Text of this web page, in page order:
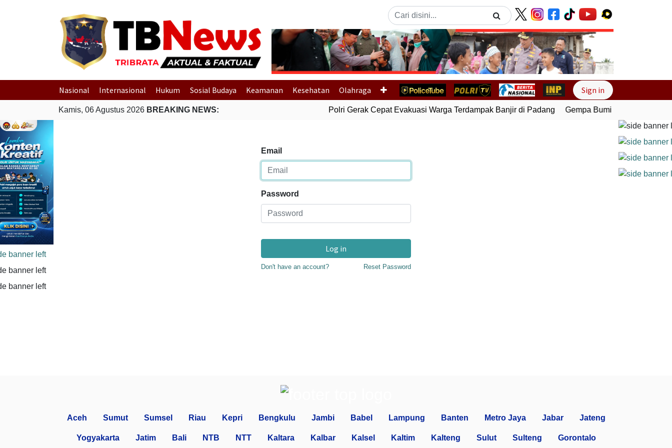
Previous Next
Nasional Internasional Hukum Sosial Budaya Keamanan Kesehatan Olahraga Sign in
Kamis, 06 Agustus 2026 BREAKING NEWS: Polri Gerak Cepat Evakuasi Warga Terdampak Banjir di Padang Gempa Bumi Bermagnitudo
Email
Password
Log in
Don't have an account? Reset Password
Aceh Sumut Sumsel Riau Kepri Bengkulu Jambi Babel Lampung Banten Metro Jaya Jabar Jateng
Yogyakarta Jatim Bali NTB NTT Kaltara Kalbar Kalsel Kaltim Kalteng Sulut Sulteng Gorontalo